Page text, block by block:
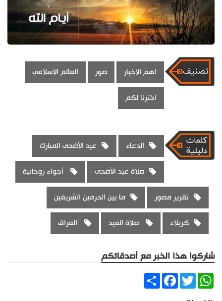
اهم الاخبار صور العالم الاسلامي
اخترنا لكم
الدعاء عيد الأضحى المبارك
صلاة عيد الأضحى أجواء روحانية
تقرير مصور ما بين الحرمين الشريفين
كربلاء صلاة العيد العراق
شاركوا هذا الخبر مع أصدقائكم
ShareFacebookTwitter
WhatsApp